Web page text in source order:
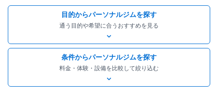
目的からパーソナルジムを探す
通う目的や希望に合うおすすめを見る
条件からパーソナルジムを探す
料金・体験・設備を比較して絞り込む